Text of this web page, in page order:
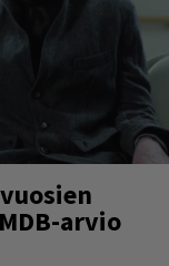
arvio